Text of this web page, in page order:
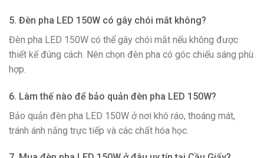
5. Đèn pha LED 150W có gây chói mắt không?
Đèn pha LED 150W có thể gây chói mắt nếu không được
thiết kế đúng cách. Nên chọn đèn pha có góc chiếu sáng phù
hợp.
6. Làm thế nào để bảo quản đèn pha LED 150W?
Bảo quản đèn pha LED 150W ở nơi khô ráo, thoáng mát,
tránh ánh nắng trực tiếp và các chất hóa học.